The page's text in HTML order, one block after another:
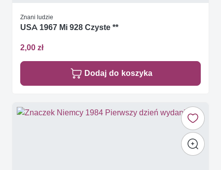
Znani ludzie
USA 1967 Mi 928 Czyste **
2,00 zł
Dodaj do koszyka